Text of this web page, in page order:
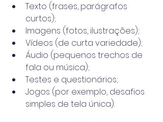
Texto (frases, parágrafos
curtos);
Imagens (fotos, ilustrações);
Vídeos (de curta variedade);
Áudio (pequenos trechos de
fala ou música);
Testes e questionários;
Jogos (por exemplo, desafios
simples de tela única).